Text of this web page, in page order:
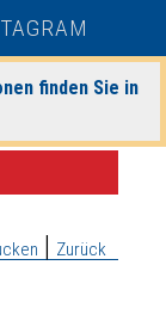
finden Sie in
Zurück